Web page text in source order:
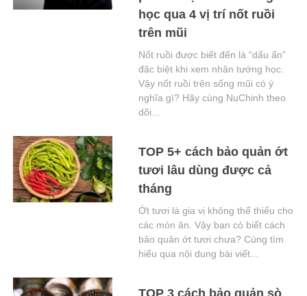
học qua 4 vị trí nốt ruồi
trên mũi
Nốt ruồi được biết đến là “dấu ấn”
đặc biệt khi xem nhân tướng học.
Vậy nốt ruồi trên sống mũi có ý
nghĩa gì? Hãy cùng NuChinh theo
dõi...
TOP 5+ cách bảo quản ớt
tươi lâu dùng được cả
tháng
Ớt tươi là gia vị không thể thiếu cho
các món ăn. Vậy bạn có biết cách
bảo quản ớt tươi chưa? Cùng tìm
hiểu qua nội dung bài viết...
TOP 3 cách bảo quản sò